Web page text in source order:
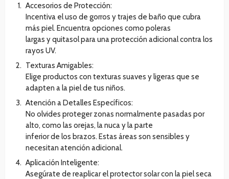
Accesorios de Protección:
Incentiva el uso de gorros y trajes de baño que cubra
más piel. Encuentra opciones como poleras
largas y quitasol para una protección adicional contra los
rayos UV.
Texturas Amigables:
Elige productos con texturas suaves y ligeras que se
adapten a la piel de tus niños.
Atención a Detalles Específicos:
No olvides proteger zonas normalmente pasadas por
alto, como las orejas, la nuca y la parte
inferior de los brazos. Estas áreas son sensibles y
necesitan atención adicional.
Aplicación Inteligente:
Asegúrate de reaplicar el protector solar con la piel seca